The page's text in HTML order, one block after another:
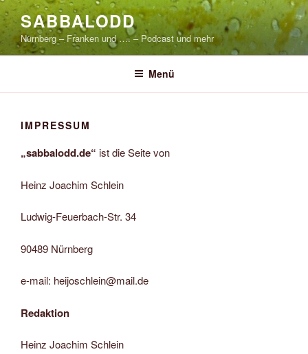
Zum
Inhalt
springen
SABBALODD
Nürnberg – Franken und …. – Podcast und mehr
Menü
IMPRESSUM
„sabbalodd.de“ ist die Seite von
Heinz Joachim Schlein
Ludwig-Feuerbach-Str. 34
90489 Nürnberg
e-mail: heijoschlein@mail.de
Redaktion
Heinz Joachim Schlein